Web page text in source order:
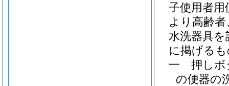
子使用者用
より高齢
水洗器具
に掲げる
一
押しボ
の便器の